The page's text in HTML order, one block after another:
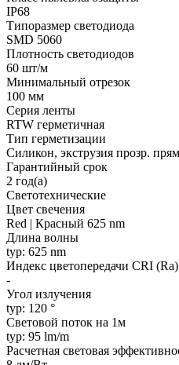
IP68
Типоразмер светодиода
SMD 5060
Плотность светодиодов
60 шт/м
Минимальный отрезок
100 мм
Серия ленты
RTW герметичная
Тип герметизации
Силикон, экструзия прозр.
Гарантийный срок
2 год(а)
Светотехнические
Цвет свечения
Red | Красный 625 nm
Длина волны
typ: 625 nm
Индекс цветопередачи CRI (Ra)
-
Угол излучения
typ: 120 °
Световой поток на 1м
typ: 95 lm/m
Расчетная световая